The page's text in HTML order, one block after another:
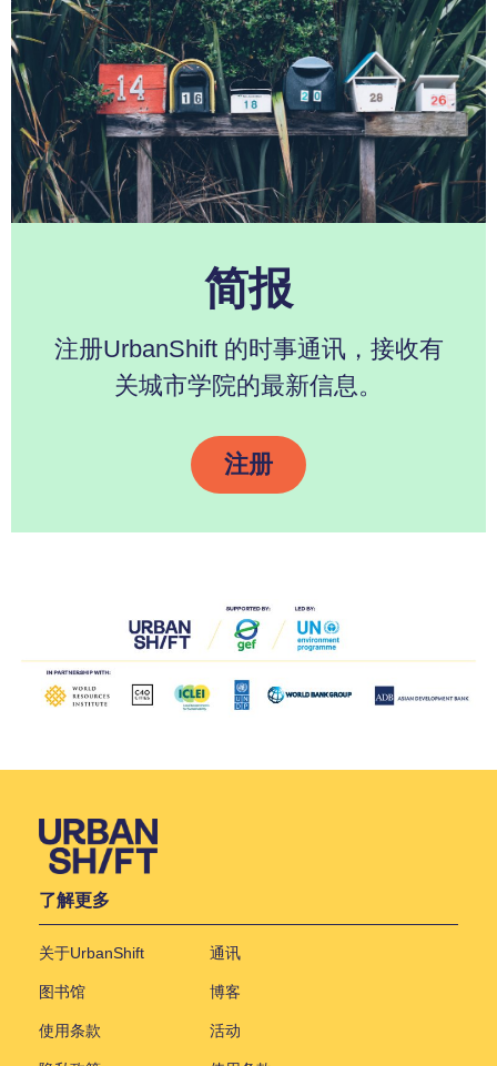
简报
注册UrbanShift 的时事通讯，接收有
关城市学院的最新信息。
注册
了解更多
关于UrbanShift 通讯
图书馆 博客
使用条款 活动